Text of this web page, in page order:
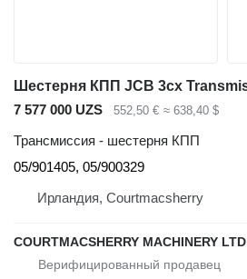
7 577 000 UZS 552,50 € ≈ 638,40 $
Трансмиссия - шестерня КПП
05/901405, 05/900329
Ирландия, Courtmacsherry
COURTMACSHERRY MACHINERY LTD